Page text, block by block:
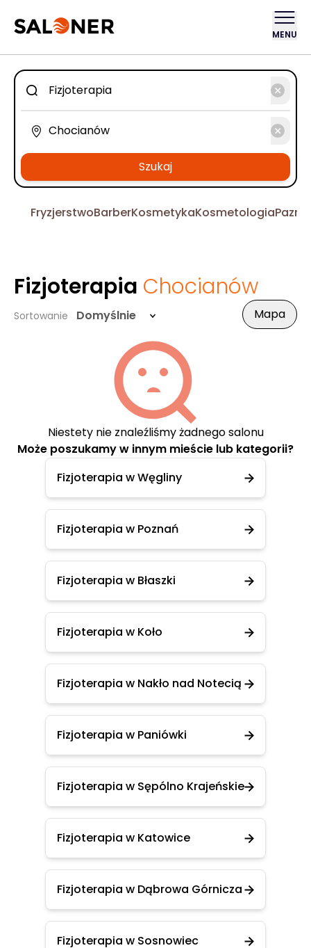
MENU
Szukaj
FryzjerstwoBarberKosmetykaKosmetologia
Fizjoterapia Chocianów
Sortowanie Domyślnie Mapa
Niestety nie znaleźliśmy żadnego salonu
Może poszukamy w innym mieście lub kategorii?
Fizjoterapia w Węgliny
Fizjoterapia w Poznań
Fizjoterapia w Błaszki
Fizjoterapia w Koło
Fizjoterapia w Nakło nad Notecią
Fizjoterapia w Paniówki
Fizjoterapia w Sępólno Krajeńskie
Fizjoterapia w Katowice
Fizjoterapia w Dąbrowa Górnicza
Fizjoterapia w Sosnowiec